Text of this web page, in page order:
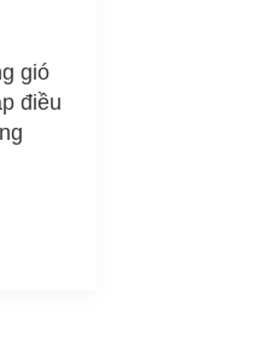
gió
điều